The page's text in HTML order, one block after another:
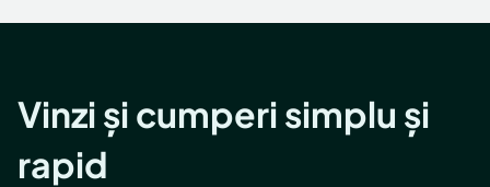
Vinzi și cumperi simplu și
rapid